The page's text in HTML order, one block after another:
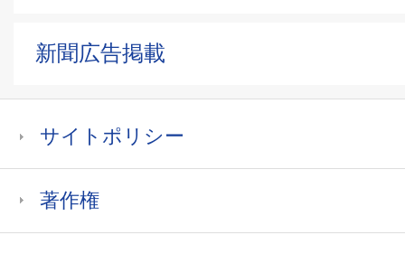
新聞広告掲載
サイトポリシー
著作権